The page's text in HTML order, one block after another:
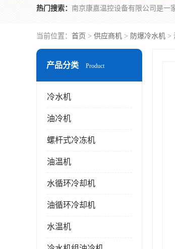
热门搜索：
当前位置： 首页 > 供应商机 > 防爆冷水机 >
产品分类 Product
冷水机
油冷机
螺杆式冷冻机
油温机
水循环冷却机
油循环冷却机
水温机